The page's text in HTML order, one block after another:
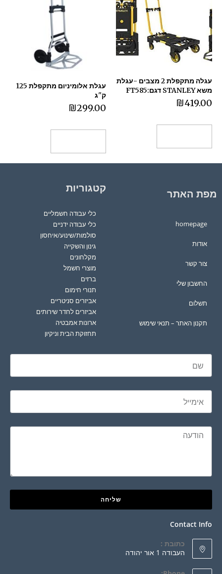
עגלה מתקפלת 2 מצבים -עגלת
משא STANLEY דגם:FT585
₪419.00
עגלת אלומיניום מתקפלת 125
ק"ג
₪299.00
מפת האתר
homepage
אודות
צור קשר
החשבון שלי
תשלום
תקנון האתר – תנאי שימוש
קטגוריות
כלי עבודה חשמליים
כלי עבודה ידניים
סולמות/שינוע/איחסון
גינון והשקייה
מקלחונים
מוצרי חשמל
ברזים
תנורי חימום
אביזרים סניטריים
אביזרים לחדר שירותים
ארונות אמבטיה
תחזוקת הבית וניקיון
שליחה
Contact Info
כתובת :
העבודה 1 אור יהודה